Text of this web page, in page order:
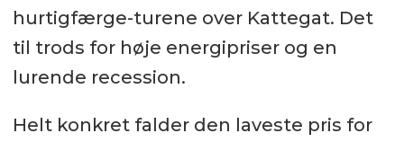
hurtigfærge-turene over Kattegat. Det
til trods for høje energipriser og en
lurende recession.
Helt konkret falder den laveste pris for